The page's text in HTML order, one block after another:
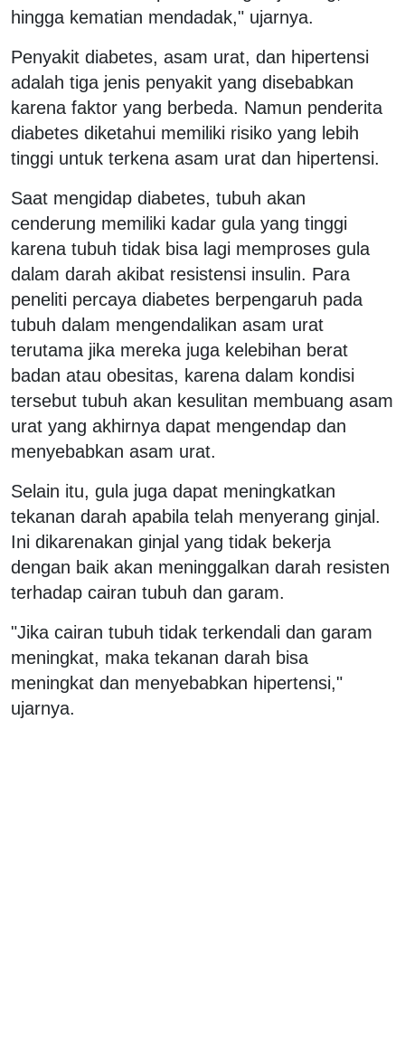
hingga kematian mendadak," ujarnya.
Penyakit diabetes, asam urat, dan hipertensi
adalah tiga jenis penyakit yang disebabkan
karena faktor yang berbeda. Namun penderita
diabetes diketahui memiliki risiko yang lebih
tinggi untuk terkena asam urat dan hipertensi.
Saat mengidap diabetes, tubuh akan
cenderung memiliki kadar gula yang tinggi
karena tubuh tidak bisa lagi memproses gula
dalam darah akibat resistensi insulin. Para
peneliti percaya diabetes berpengaruh pada
tubuh dalam mengendalikan asam urat
terutama jika mereka juga kelebihan berat
badan atau obesitas, karena dalam kondisi
tersebut tubuh akan kesulitan membuang asam
urat yang akhirnya dapat mengendap dan
menyebabkan asam urat.
Selain itu, gula juga dapat meningkatkan
tekanan darah apabila telah menyerang ginjal.
Ini dikarenakan ginjal yang tidak bekerja
dengan baik akan meninggalkan darah resisten
terhadap cairan tubuh dan garam.
"Jika cairan tubuh tidak terkendali dan garam
meningkat, maka tekanan darah bisa
meningkat dan menyebabkan hipertensi,"
ujarnya.